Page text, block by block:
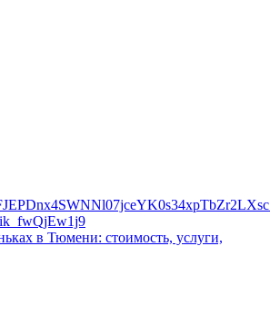
в Тюмени: стоимость, услуги,